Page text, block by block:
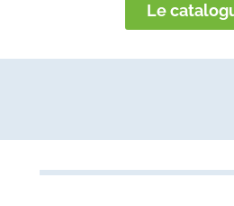
Le